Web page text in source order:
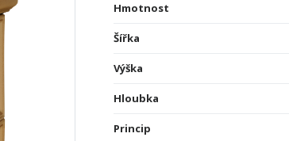
Hmotnost
Šířka
Výška
Hloubka
Princip